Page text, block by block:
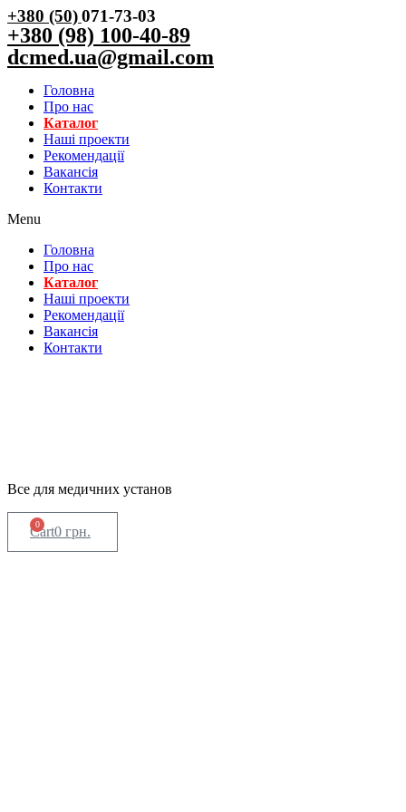
+380 (50)071-73-03
+380 (98) 100-40-89
dcmed.ua@gmail.com
Головна
Про нас
Каталог
Нашi проекти
Рекомендації
Вакансiя
Контакти
Menu
Головна
Про нас
Каталог
Нашi проекти
Рекомендації
Вакансiя
Контакти
Все для медичних установ
0 грн.
0
Cart